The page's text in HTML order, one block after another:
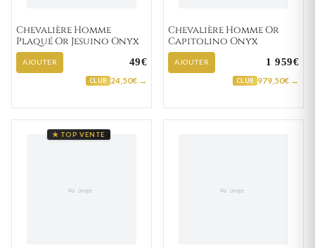
Chevalière Homme
Plaqué Or Jesuino Onyx
AJOUTER 49€
CLUB 24,50€ →
Chevalière Homme Or
Capitolino Onyx
AJOUTER 1 959€
CLUB 979,50€ →
★ TOP VENTE